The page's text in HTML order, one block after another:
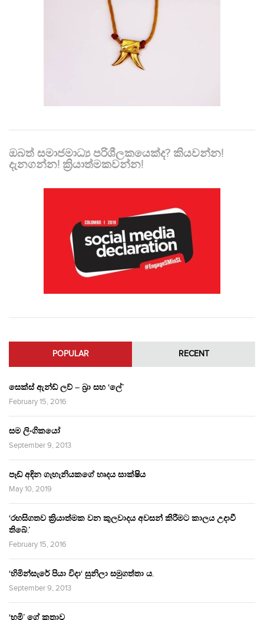
ඔබත් සමාජමාධ්‍ය පරිශීලකයෙක්ද? කියවන්න!
දැනගන්න! ක්‍රියාත්මකවන්න!
POPULAR RECENT
සෙක්ස් ඇන්ඩ් ලව් – බ්‍රා සහ ‘ලේ’
February 15, 2016
සම ලිංගිකයෝ
September 9, 2013
පෑඩ් අඳින ගැහැනියකගේ හෘදය සාක්ෂිය
May 10, 2019
‘රහසිගතව ක්‍රියාත්මක වන කුලවාදය අවසන් කිරීමට කාලය උදාවී
තිබේ.’
February 15, 2016
‘හිමින්සැරේ පියා විදා‘ සුනිලා සමුගත්තා ය.
September 9, 2013
‘භූමි’ ගේ කතාව